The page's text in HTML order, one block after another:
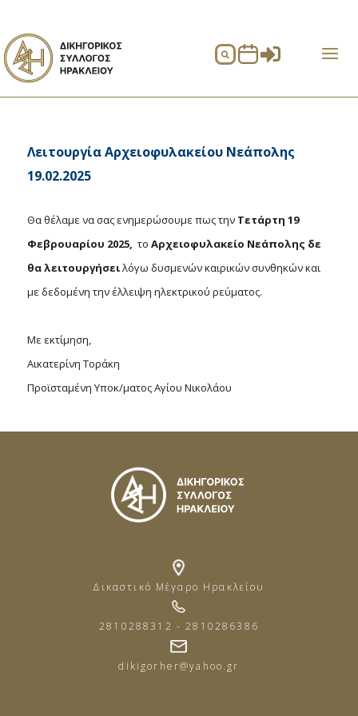
 
Λειτουργία Αρχειοφυλακείου Νεάπολης
19.02.2025
Θα θέλαμε να σας ενημερώσουμε πως την Τετάρτη 19
Φεβρουαρίου 2025, το Αρχειοφυλακείο Νεάπολης δε
θα λειτουργήσειλόγω δυσμενών καιρικών συνθηκών και
με δεδομένη την έλλειψη ηλεκτρικού ρεύματος.
Με εκτίμηση,
Αικατερίνη Τοράκη
Προϊσταμένη Υποκ/ματος Αγίου Νικολάου
Δικαστικό Μέγαρο Ηρακλείου
2810288312 - 2810286386
dikigorher@yahoo.gr